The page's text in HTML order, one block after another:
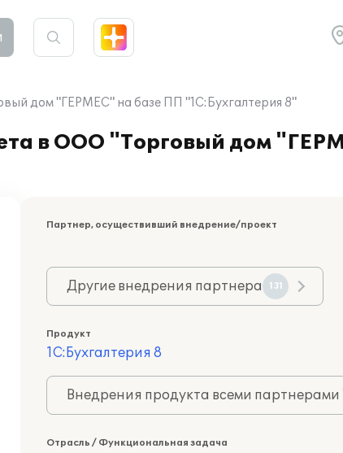
дом "ГЕРМЕС" на базе ПП "1С:Бухгалтерия 8"
в ООО "Торговый дом
Партнер, осуществивший внедрение/проект
Другие внедрения партнера 131
Продукт
1С:Бухгалтерия 8
Внедрения продукта всеми партнерами
Отрасль / Функциональная задача